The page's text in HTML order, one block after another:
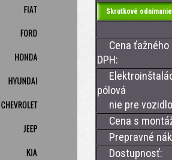
Skrutkové
Cena ťažného
DPH:
pólová
nie pre vozidlo
Cena s
Prepravné
Dostupnosť: